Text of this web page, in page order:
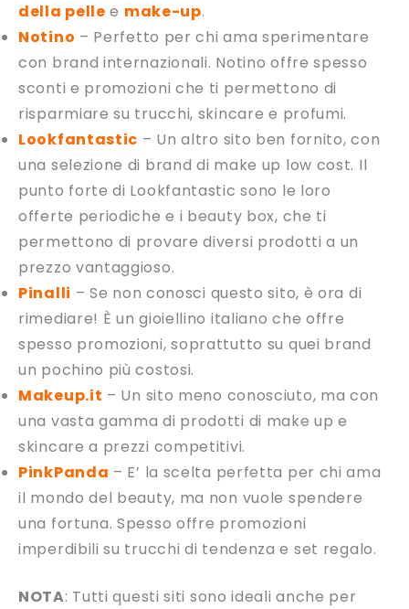
della pelle e make-up.
Notino – Perfetto per chi ama sperimentare
con brand internazionali. Notino offre spesso
sconti e promozioni che ti permettono di
risparmiare su trucchi, skincare e profumi.
Lookfantastic – Un altro sito ben fornito, con
una selezione di brand di make up low cost. Il
punto forte di Lookfantastic sono le loro
offerte periodiche e i beauty box, che ti
permettono di provare diversi prodotti a un
prezzo vantaggioso.
Pinalli – Se non conosci questo sito, è ora di
rimediare! È un gioiellino italiano che offre
spesso promozioni, soprattutto su quei brand
un pochino più costosi.
Makeup.it – Un sito meno conosciuto, ma con
una vasta gamma di prodotti di make up e
skincare a prezzi competitivi.
PinkPanda – E’ la scelta perfetta per chi ama
il mondo del beauty, ma non vuole spendere
una fortuna. Spesso offre promozioni
imperdibili su trucchi di tendenza e set regalo.
NOTA: Tutti questi siti sono ideali anche per